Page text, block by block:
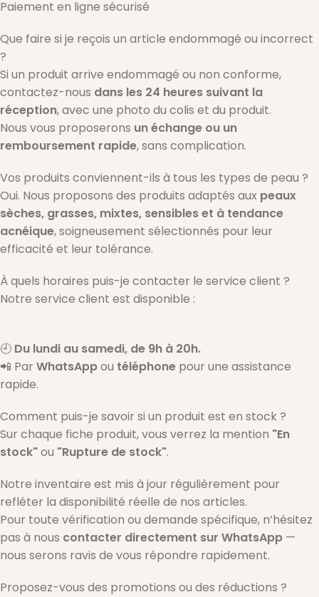
Paiement en ligne sécurisé
Que faire si je reçois un article endommagé ou incorrect
?
Si un produit arrive endommagé ou non conforme,
contactez-nous dans les 24 heures suivant la
réception, avec une photo du colis et du produit.
Nous vous proposerons un échange ou un
remboursement rapide, sans complication.
Vos produits conviennent-ils à tous les types de peau ?
Oui. Nous proposons des produits adaptés aux peaux
sèches, grasses, mixtes, sensibles et à tendance
acnéique, soigneusement sélectionnés pour leur
efficacité et leur tolérance.
À quels horaires puis-je contacter le service client ?
Notre service client est disponible :
🕘 Du lundi au samedi, de 9h à 20h.
📲 Par WhatsAppou téléphone pour une assistance
rapide.
Comment puis-je savoir si un produit est en stock ?
Sur chaque fiche produit, vous verrez la mention "En
stock"ou "Rupture de stock".
Notre inventaire est mis à jour régulièrement pour
refléter la disponibilité réelle de nos articles.
Pour toute vérification ou demande spécifique, n’hésitez
pas à nous contacter directement sur WhatsApp —
nous serons ravis de vous répondre rapidement.
Proposez-vous des promotions ou des réductions ?